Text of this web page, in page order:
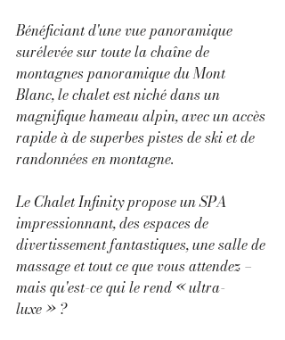
Bénéficiant d'une vue panoramique
surélevée sur toute la chaîne de
montagnes panoramique du Mont
Blanc, le chalet est niché dans un
magnifique hameau alpin, avec un accès
rapide à de superbes pistes de ski et de
randonnées en montagne.
Le Chalet Infinity propose un SPA
impressionnant, des espaces de
divertissement fantastiques, une salle de
massage et tout ce que vous attendez –
mais qu'est-ce qui le rend « ultra-
luxe » ?